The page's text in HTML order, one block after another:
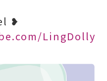
❥
LingDolly